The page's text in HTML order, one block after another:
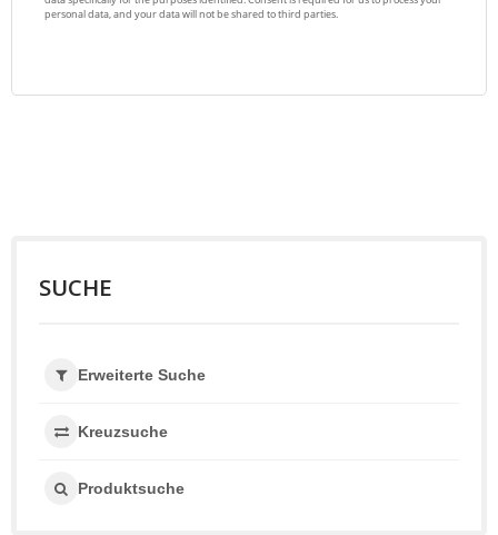
SUCHE
Erweiterte Suche
Kreuzsuche
Produktsuche